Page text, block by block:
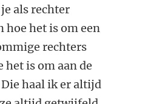
als rechter
hoe het is om een
rechters
het is om aan de
haal ik er altijd